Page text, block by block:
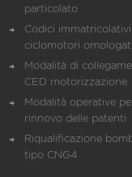
particolato
Codici
ciclomotori omologati
Modalità di
CED motorizzazione
Modalità operative
rinnovo delle patenti
Riqualificazione
tipo CNG4